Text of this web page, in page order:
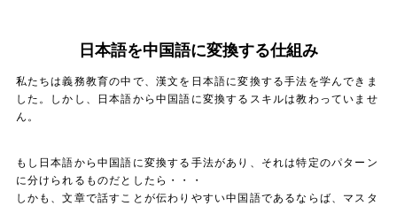
日本語を中国語に変換する仕組み
私たちは義務教育の中で、漢文を日本語に変換する手法を学んできま
した。しかし、日本語から中国語に変換するスキルは教わっていませ
ん。
もし日本語から中国語に変換する手法があり、それは特定のパターン
に分けられるものだとしたら・・・
しかも、文章で話すことが伝わりやすい中国語であるならば、マスタ